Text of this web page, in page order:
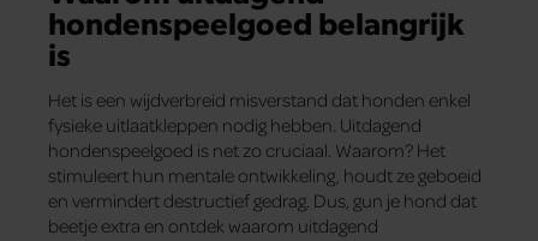
hondenspeelgoed belangrijk
is
Het is een wijdverbreid misverstand dat honden enkel
fysieke uitlaatkleppen nodig hebben. Uitdagend
hondenspeelgoed is net zo cruciaal. Waarom? Het
stimuleert hun mentale ontwikkeling, houdt ze geboeid
en vermindert destructief gedrag. Dus, gun je hond dat
beetje extra en ontdek waarom uitdagend